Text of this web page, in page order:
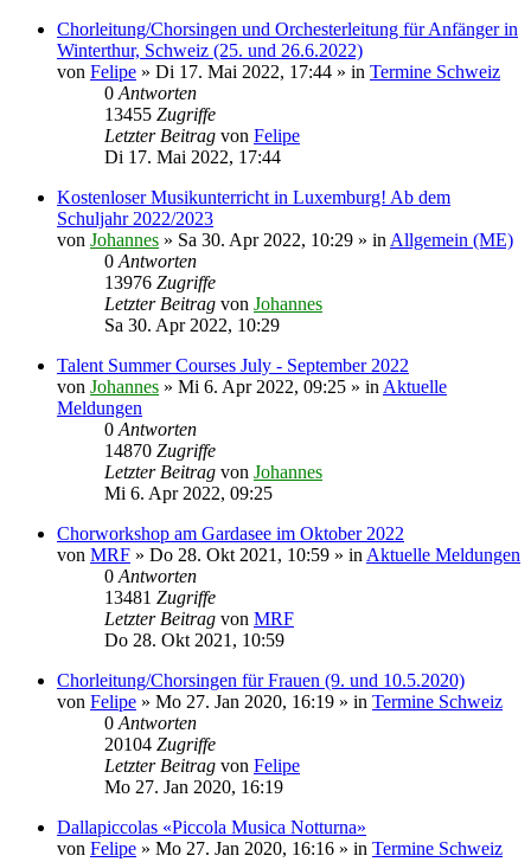
Chorleitung/Chorsingen und Orchesterleitung für Anfänger in
Winterthur, Schweiz (25. und 26.6.2022)
von Felipe » Di 17. Mai 2022, 17:44 » in Termine Schweiz
0 Antworten
13455 Zugriffe
Letzter Beitrag von Felipe
Di 17. Mai 2022, 17:44
Kostenloser Musikunterricht in Luxemburg! Ab dem
Schuljahr 2022/2023
von Johannes » Sa 30. Apr 2022, 10:29 » in Allgemein (ME)
0 Antworten
13976 Zugriffe
Letzter Beitrag von Johannes
Sa 30. Apr 2022, 10:29
Talent Summer Courses July - September 2022
von Johannes » Mi 6. Apr 2022, 09:25 » in Aktuelle
Meldungen
0 Antworten
14870 Zugriffe
Letzter Beitrag von Johannes
Mi 6. Apr 2022, 09:25
Chorworkshop am Gardasee im Oktober 2022
von MRF » Do 28. Okt 2021, 10:59 » in Aktuelle Meldungen
0 Antworten
13481 Zugriffe
Letzter Beitrag von MRF
Do 28. Okt 2021, 10:59
Chorleitung/Chorsingen für Frauen (9. und 10.5.2020)
von Felipe » Mo 27. Jan 2020, 16:19 » in Termine Schweiz
0 Antworten
20104 Zugriffe
Letzter Beitrag von Felipe
Mo 27. Jan 2020, 16:19
Dallapiccolas «Piccola Musica Notturna»
von Felipe » Mo 27. Jan 2020, 16:16 » in Termine Schweiz